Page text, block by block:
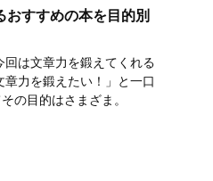
すすめの本を目的別
は文章力を鍛えてくれる
力を鍛えたい！」と一口
の目的はさまざま。